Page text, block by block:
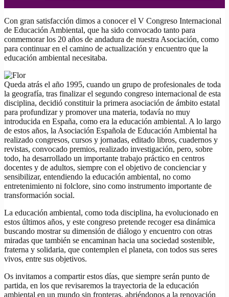
Con gran satisfacción dimos a conocer el V Congreso Internacional
de Educación Ambiental, que ha sido convocado tanto para
conmemorar los 20 años de andadura de nuestra Asociación, como
para continuar en el camino de actualización y encuentro que la
educación ambiental necesitaba.
Queda atrás el año 1995, cuando un grupo de profesionales de toda
la geografía, tras finalizar el segundo congreso internacional de esta
disciplina, decidió constituir la primera asociación de ámbito estatal
para profundizar y promover una materia, todavía no muy
introducida en España, como era la educación ambiental. A lo largo
de estos años, la Asociación Española de Educación Ambiental ha
realizado congresos, cursos y jornadas, editado libros, cuadernos y
revistas, convocado premios, realizado investigación, pero, sobre
todo, ha desarrollado un importante trabajo práctico en centros
docentes y de adultos, siempre con el objetivo de concienciar y
sensibilizar, entendiendo la educación ambiental, no como
entretenimiento ni folclore, sino como instrumento importante de
transformación social.
La educación ambiental, como toda disciplina, ha evolucionado en
estos últimos años, y este congreso pretende recoger esa dinámica
buscando mostrar su dimensión de diálogo y encuentro con otras
miradas que también se encaminan hacia una sociedad sostenible,
fraterna y solidaria, que contemplen el planeta, con todos sus seres
vivos, entre sus objetivos.
Os invitamos a compartir estos días, que siempre serán punto de
partida, en los que revisaremos la trayectoria de la educación
ambiental en un mundo sin fronteras, abriéndonos a la renovación